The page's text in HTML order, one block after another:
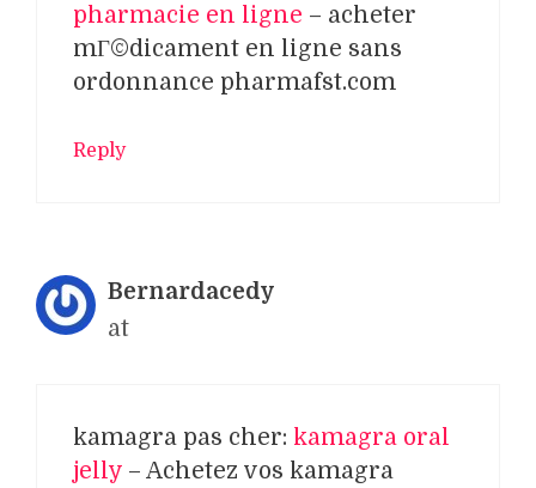
pharmacie en ligne – acheter
mГ©dicament en ligne sans
ordonnance pharmafst.com
Reply
Bernardacedy
at
kamagra pas cher: kamagra oral
jelly – Achetez vos kamagra